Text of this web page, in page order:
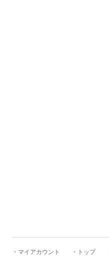
GLEN FYNE
・マイアカウント ・トップ